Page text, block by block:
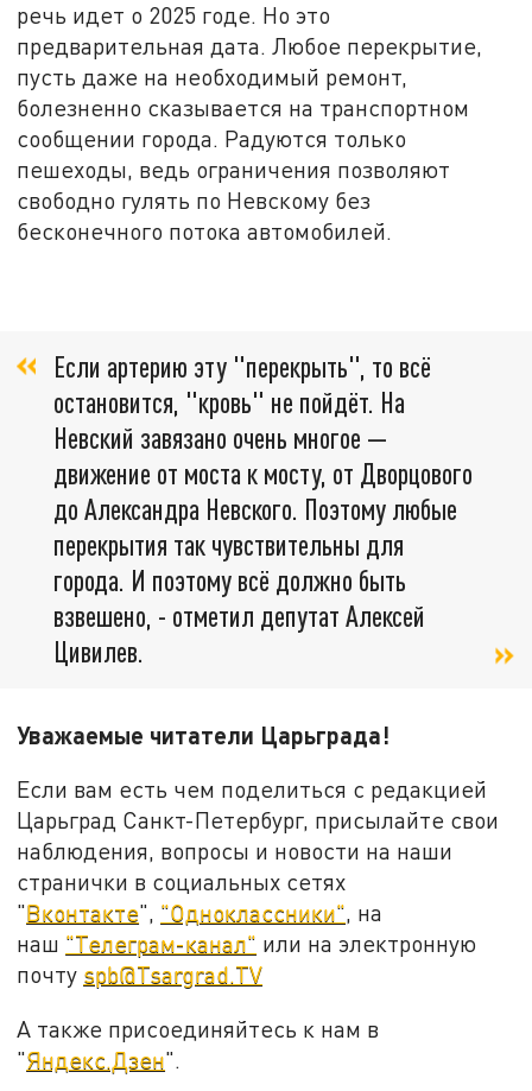
речь идет о 2025 годе. Но это
предварительная дата. Любое перекрытие,
пусть даже на необходимый ремонт,
болезненно сказывается на транспортном
сообщении города. Радуются только
пешеходы, ведь ограничения позволяют
свободно гулять по Невскому без
бесконечного потока автомобилей.
Если артерию эту "перекрыть", то всё
остановится, "кровь" не пойдёт. На
Невский завязано очень многое —
движение от моста к мосту, от Дворцового
до Александра Невского. Поэтому любые
перекрытия так чувствительны для
города. И поэтому всё должно быть
взвешено, - отметил депутат Алексей
Цивилев.
Уважаемые читатели Царьграда!
Если вам есть чем поделиться с редакцией
Царьград Санкт-Петербург, присылайте свои
наблюдения, вопросы и новости на наши
странички в социальных сетях
"Вконтакте", "Одноклассники", на
наш "Телеграм-канал" или на электронную
почту spb@Tsargrad.TV
А также присоединяйтесь к нам в
"Яндекс.Дзен".